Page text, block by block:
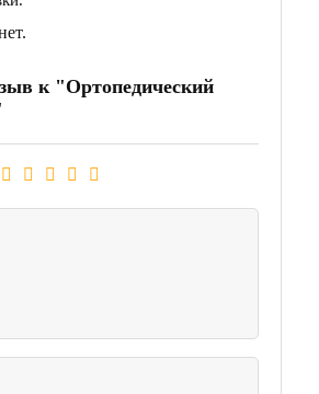
к "Ортопедический